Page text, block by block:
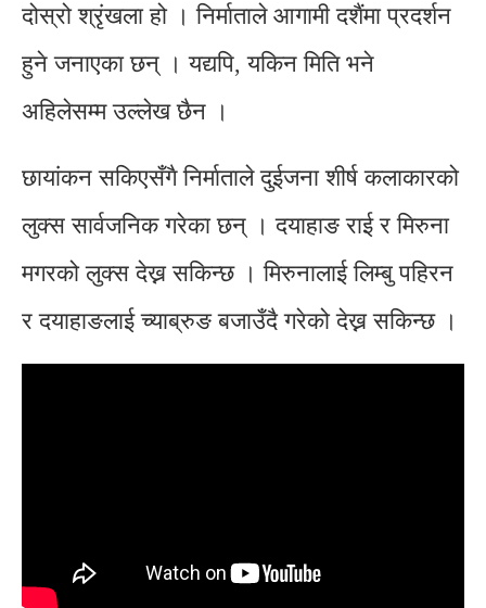
दोस्रो श्रृंखला हो । निर्माताले आगामी दशैंमा प्रदर्शन
हुने जनाएका छन् । यद्यपि, यकिन मिति भने
अहिलेसम्म उल्लेख छैन ।
छायांकन सकिएसँगै निर्माताले दुईजना शीर्ष कलाकारको
लुक्स सार्वजनिक गरेका छन् । दयाहाङ राई र मिरुना
मगरको लुक्स देख्न सकिन्छ । मिरुनालाई लिम्बु पहिरन
र दयाहाङलाई च्याब्रुङ बजाउँदै गरेको देख्न सकिन्छ ।